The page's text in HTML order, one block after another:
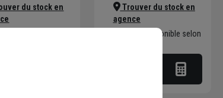
du stock en
Trouver du stock en
agence
Livraison disponible selon